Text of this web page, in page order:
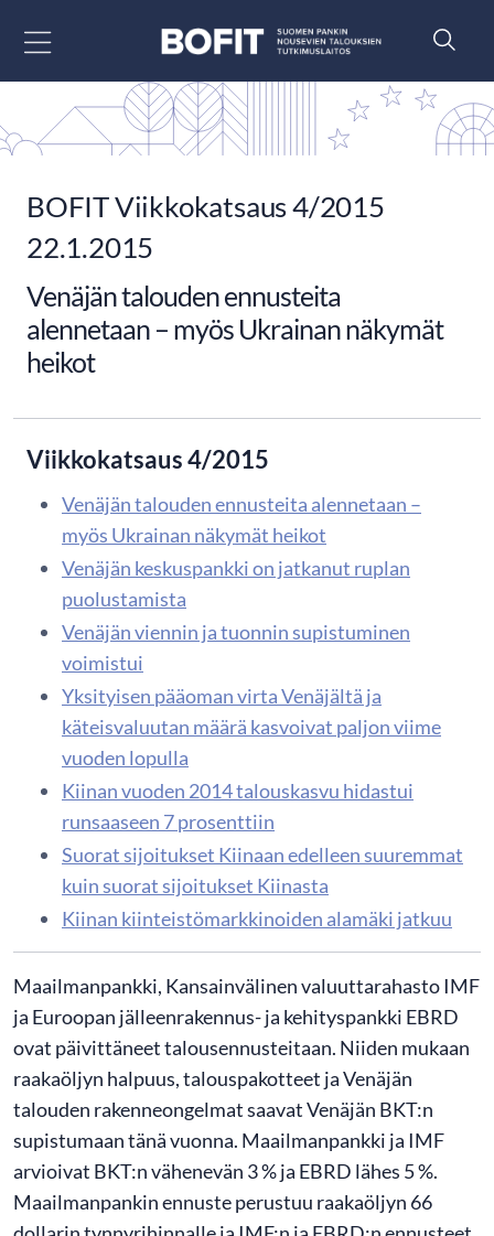
BOFIT Viikkokatsaus 4/2015
22.1.2015
Venäjän talouden ennusteita
alennetaan – myös Ukrainan näkymät
heikot
Viikkokatsaus 4/2015
Venäjän talouden ennusteita alennetaan –
myös Ukrainan näkymät heikot
Venäjän keskuspankki on jatkanut ruplan
puolustamista
Venäjän viennin ja tuonnin supistuminen
voimistui
Yksityisen pääoman virta Venäjältä ja
käteisvaluutan määrä kasvoivat paljon viime
vuoden lopulla
Kiinan vuoden 2014 talouskasvu hidastui
runsaaseen 7 prosenttiin
Suorat sijoitukset Kiinaan edelleen suuremmat
kuin suorat sijoitukset Kiinasta
Kiinan kiinteistömarkkinoiden alamäki jatkuu
Maailmanpankki, Kansainvälinen valuuttarahasto IMF
ja Euroopan jälleenrakennus- ja kehityspankki EBRD
ovat päivittäneet talousennusteitaan. Niiden mukaan
raakaöljyn halpuus, talouspakotteet ja Venäjän
talouden rakenneongelmat saavat Venäjän BKT:n
supistumaan tänä vuonna. Maailmanpankki ja IMF
arvioivat BKT:n vähenevän 3 % ja EBRD lähes 5 %.
Maailmanpankin ennuste perustuu raakaöljyn 66